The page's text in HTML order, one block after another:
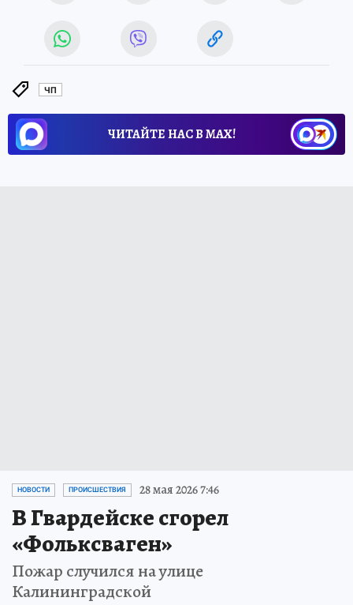
ЧП
ЧИТАЙТЕ НАС В МАХ!
НОВОСТИ ПРОИСШЕСТВИЯ 28 мая 2026 7:46
В Гвардейске сгорел
«Фольксваген»
Пожар случился на улице
Калининградской